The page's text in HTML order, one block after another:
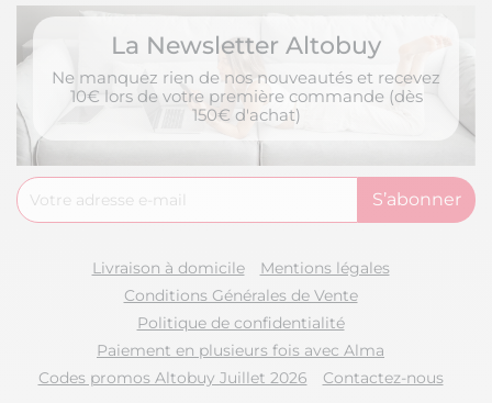
La Newsletter Altobuy
Ne manquez rien de nos nouveautés et recevez
10€ lors de votre première commande (dès
150€ d'achat)
Livraison à domicile
Mentions légales
Conditions Générales de Vente
Politique de confidentialité
Paiement en plusieurs fois avec Alma
Codes promos Altobuy Juillet 2026
Contactez-nous